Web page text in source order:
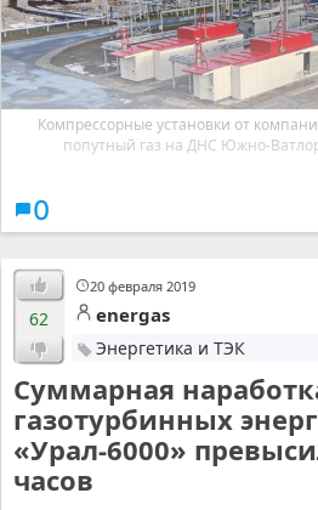
Компрессорные установки от
попутный газ на ДНС Южно-
0
20 февраля 2019
62 energas
Энергетика и ТЭК
Суммарная
газотурбинных
«Урал-6000»
часов